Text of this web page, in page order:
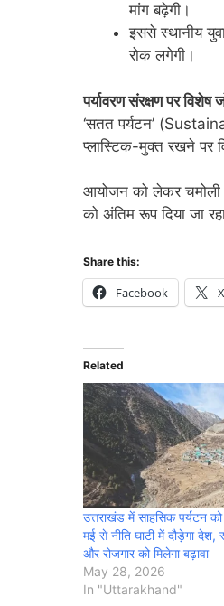
मांग बढ़ेगी।
इससे स्थानीय
रोक लगेगी।
पर्यावरण संरक्षण पर विशेष
‘सतत पर्यटन’
प्लास्टिक-मुक्त रखने पर
आयोजन को लेकर चमोली
को अंतिम रूप दिया जा
Share this:
Facebook X
Related
उत्तराखंड में साहसिक पर्यटन
मई से नीति घाटी में दौड़ेगा देश,
और रोजगार को मिलेगा बढ़ावा
May 28, 2026
In "Uttarakhand"